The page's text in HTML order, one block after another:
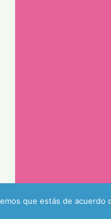
que estás de acuerdo